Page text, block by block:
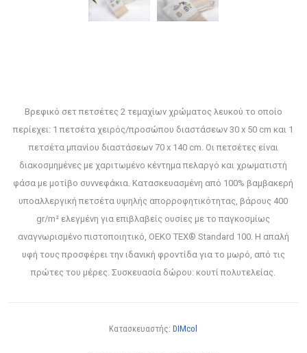
Βρεφικό σετ πετσέτες 2 τεμαχίων χρώματος λευκού το οποίο
περίεχει: 1 πετσέτα χειρός/προσώπου διαστάσεων 30 x 50 cm και 1
πετσέτα μπανίου διαστάσεων 70 x 140 cm. Οι πετσέτες είναι
διακοσμημένες με χαριτωμένο κέντημα πελαργό και χρωματιστή
φάσα με μοτίβο συννεφάκια. Κατασκευασμένη από 100% βαμβακερή
υποαλλεργική πετσέτα υψηλής απορροφητικότητας, βάρους 400
gr/m² ελεγμένη για επιβλαβείς ουσίες με το παγκοσμίως
αναγνωρισμένο πιστοποιητικό, OEKO TEX® Standard 100. Η απαλή
υφή τους προσφέρει την ιδανική φροντίδα για το μωρό, από τις
πρώτες του μέρες. Συσκευασία δώρου: κουτί πολυτελείας.
Κατασκευαστής: DIMcol